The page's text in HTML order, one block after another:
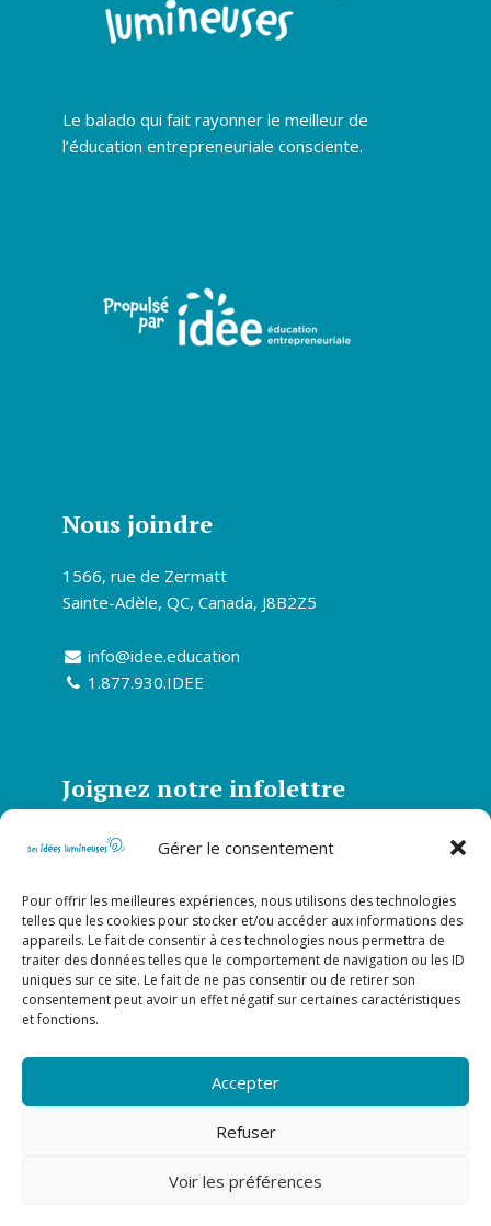
Gérer le consentement
Pour offrir les meilleures expériences, nous utilisons des technologies
telles que les cookies pour stocker et/ou accéder aux informations des
appareils. Le fait de consentir à ces technologies nous permettra de
traiter des données telles que le comportement de navigation ou les ID
uniques sur ce site. Le fait de ne pas consentir ou de retirer son
consentement peut avoir un effet négatif sur certaines caractéristiques
et fonctions.
Accepter
Refuser
Voir les préférences
Le balado qui fait rayonner le meilleur de
l’éducation entrepreneuriale consciente.
Nous joindre
1566, rue de Zermatt
Sainte-Adèle, QC, Canada, J8B2Z5
info@idee.education
1.877.930.IDEE
Joignez notre infolettre
Abonnez-vous à notre infolettre et soyez
S’abonner
Suivez-nous sur nos réseaux
sociaux!